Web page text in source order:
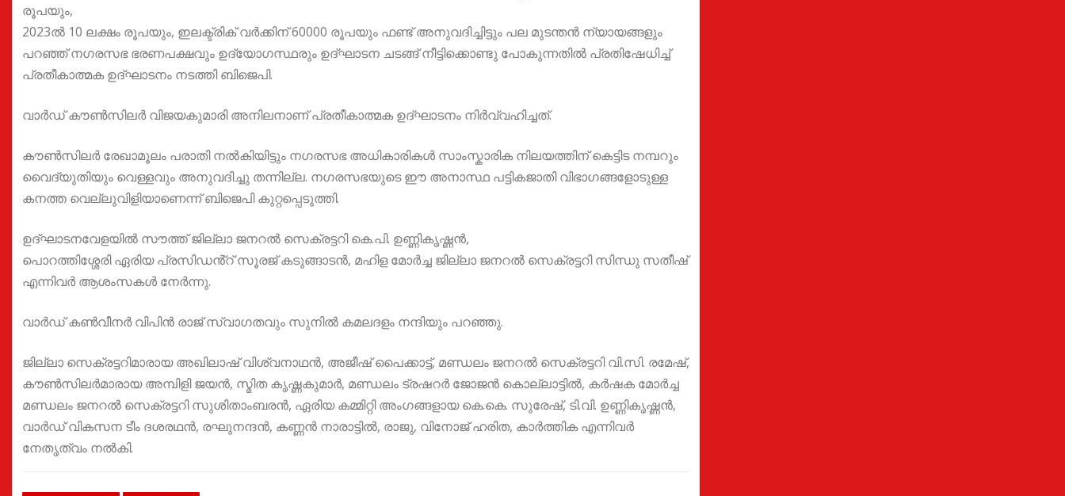
രൂപയും,
2023ൽ 10 ലക്ഷം രൂപയും, ഇലക്ട്രിക് വർക്കിന് 60000 രൂപയും ഫണ്ട് അനുവദിച്ചിട്ടും പല മുടന്തൻ ന്യായങ്ങളും
പറഞ്ഞ് നഗരസഭ ഭരണപക്ഷവും ഉദ്യോഗസ്ഥരും ഉദ്ഘാടന ചടങ്ങ് നീട്ടിക്കൊണ്ടു പോകുന്നതിൽ പ്രതിഷേധിച്ച്
പ്രതീകാത്മക ഉദ്ഘാടനം നടത്തി ബിജെപി.
വാർഡ് കൗൺസിലർ വിജയകുമാരി അനിലനാണ് പ്രതീകാത്മക ഉദ്ഘാടനം നിർവ്വഹിച്ചത്.
കൗൺസിലർ രേഖാമൂലം പരാതി നൽകിയിട്ടും നഗരസഭ അധികാരികൾ സാംസ്കാരിക നിലയത്തിന് കെട്ടിട നമ്പറും
വൈദ്യുതിയും വെള്ളവും അനുവദിച്ചു തന്നില്ല. നഗരസഭയുടെ ഈ അനാസ്ഥ പട്ടികജാതി വിഭാഗങ്ങളോടുള്ള
കനത്ത വെല്ലുവിളിയാണെന്ന് ബിജെപി കുറ്റപ്പെടുത്തി.
ഉദ്ഘാടനവേളയിൽ സൗത്ത് ജില്ലാ ജനറൽ സെക്രട്ടറി കെ.പി. ഉണ്ണികൃഷ്ണൻ,
പൊറത്തിശ്ശേരി ഏരിയ പ്രസിഡൻ്റ് സൂരജ് കടുങ്ങാടൻ, മഹിള മോർച്ച ജില്ലാ ജനറൽ സെക്രട്ടറി സിന്ധു സതീഷ്
എന്നിവർ ആശംസകൾ നേർന്നു.
വാർഡ് കൺവീനർ വിപിൻ രാജ് സ്വാഗതവും സുനിൽ കമലദളം നന്ദിയും പറഞ്ഞു.
ജില്ലാ സെക്രട്ടറിമാരായ അഖിലാഷ് വിശ്വനാഥൻ, അജീഷ് പൈക്കാട്ട്, മണ്ഡലം ജനറൽ സെക്രട്ടറി വി.സി. രമേഷ്,
കൗൺസിലർമാരായ അമ്പിളി ജയൻ, സ്മിത കൃഷ്ണകുമാർ, മണ്ഡലം ട്രഷറർ ജോജൻ കൊല്ലാട്ടിൽ, കർഷക മോർച്ച
മണ്ഡലം ജനറൽ സെക്രട്ടറി സുശിതാംബരൻ, ഏരിയ കമ്മിറ്റി അംഗങ്ങളായ കെ.കെ. സുരേഷ്, ടി.വി. ഉണ്ണികൃഷ്ണൻ,
വാർഡ് വികസന ടീം ദശരഥൻ, രഘുനന്ദൻ, കണ്ണൻ നാരാട്ടിൽ, രാജു, വിനോജ് ഹരിത, കാർത്തിക എന്നിവർ
നേതൃത്വം നൽകി.